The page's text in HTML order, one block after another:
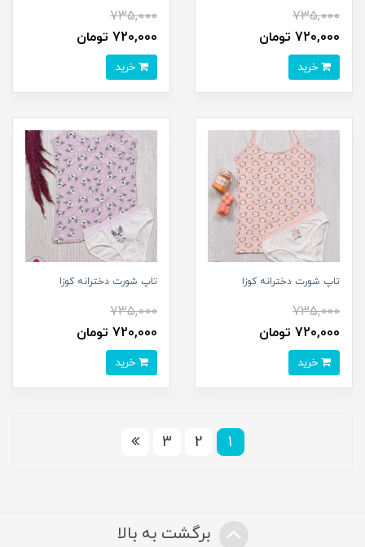
735,000
720,000 تومان
735,000
720,000 تومان
تاپ شورت دخترانه کوزا
735,000
720,000 تومان
تاپ شورت دخترانه کوزا
735,000
720,000 تومان
1
2
3
برگشت به بالا